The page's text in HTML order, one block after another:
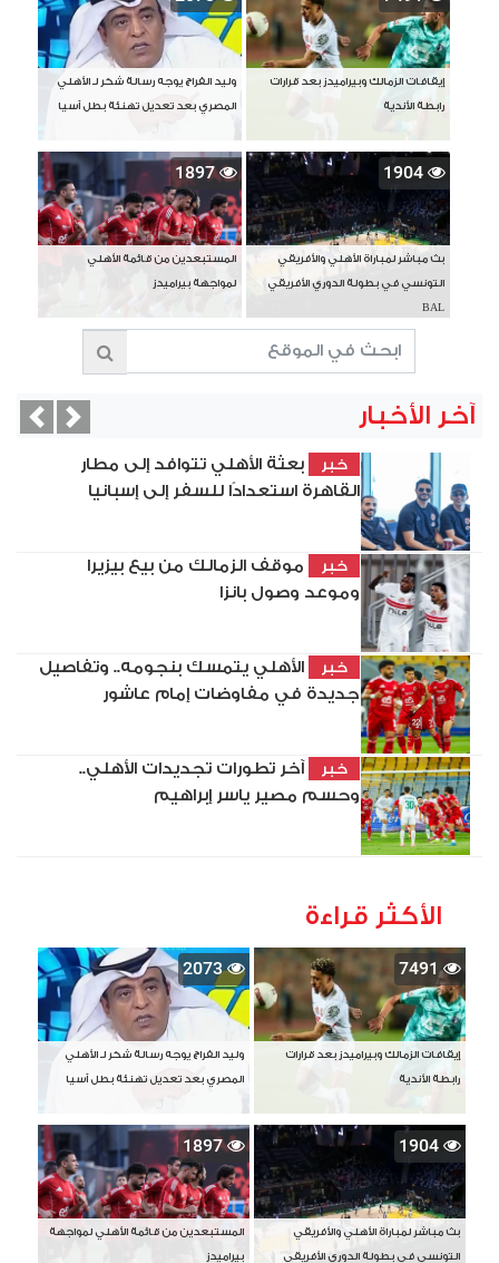
إيقافات الزمالك وبيراميدز بعد قرارات
رابطة الأندية
وليد الفراج يوجه رسالة شكر لـ الأهلي
المصري بعد تعديل تهنئة بطل آسيا
1904
بث مباشر لمباراة الأهلي والأفريقي
التونسي في بطولة الدوري الأفريقي
BAL
1897
المستبعدين من قائمة الأهلي
لمواجهة بيراميدز
آخر الأخبار
خبر
بعثة الأهلي تتوافد إلى مطار
القاهرة استعدادًا للسفر إلى إسبانيا
خبر
موقف الزمالك من بيع بيزيرا
وموعد وصول بانزا
خبر
الأهلي يتمسك بنجومه.. وتفاصيل
جديدة في مفاوضات إمام عاشور
خبر
آخر تطورات تجديدات الأهلي..
وحسم مصير ياسر إبراهيم
Next
الأكثر قراءة
7491
إيقافات الزمالك وبيراميدز بعد قرارات
رابطة الأندية
2073
وليد الفراج يوجه رسالة شكر لـ الأهلي
المصري بعد تعديل تهنئة بطل آسيا
1904
بث مباشر لمباراة الأهلي والأفريقي
التونسي في بطولة الدوري الأفريقي
1897
المستبعدين من قائمة الأهلي لمواجهة
بيراميدز